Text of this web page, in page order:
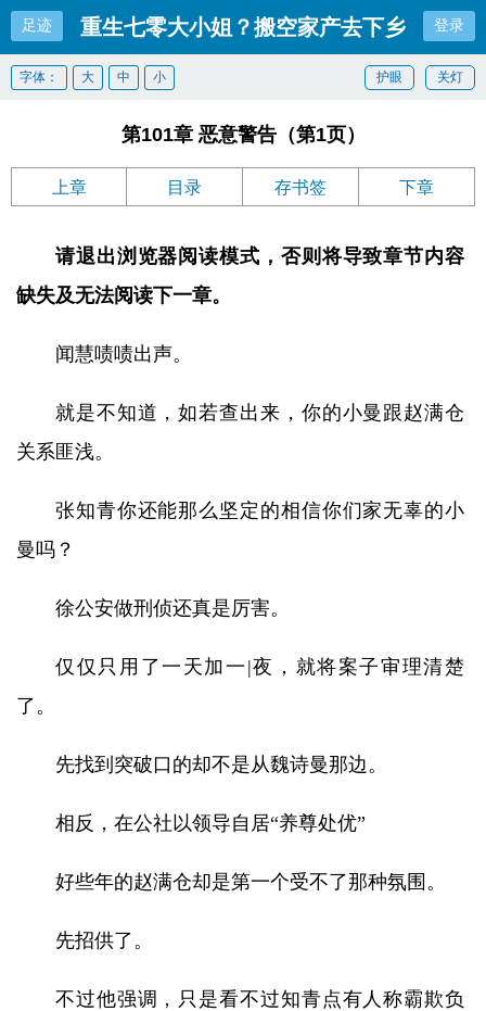
足迹 重生七零大小姐？搬空家产去下乡 登录
关灯
护眼
字体： 大 中 小
第101章 恶意警告（第1页）
上章 目录 存书签 下章
请退出浏览器阅读模式，否则将导致章节内容
缺失及无法阅读下一章。
闻慧啧啧出声。
就是不知道，如若查出来，你的小曼跟赵满仓
关系匪浅。
张知青你还能那么坚定的相信你们家无辜的小
曼吗？
徐公安做刑侦还真是厉害。
仅仅只用了一天加一|夜，就将案子审理清楚
了。
先找到突破口的却不是从魏诗曼那边。
相反，在公社以领导自居“养尊处优”
好些年的赵满仓却是第一个受不了那种氛围。
先招供了。
不过他强调，只是看不过知青点有人称霸欺负